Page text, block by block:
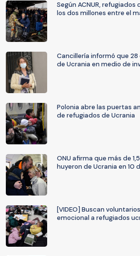
Según ACNUR,
los dos millones entre el
Cancillería informó que
de Ucrania en medio de
Polonia abre las puertas
de refugiados de Ucrania
ONU afirma que más de
huyeron de Ucrania en 10
[VIDEO] Buscan
emocional a refugiados